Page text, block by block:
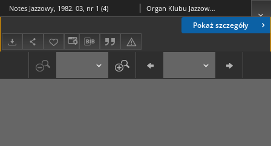
Pokaż szczegóły
Notes Jazzowy, 1982. 03, nr 1 (4) Organ Klubu Jazzowego "Rotunda"